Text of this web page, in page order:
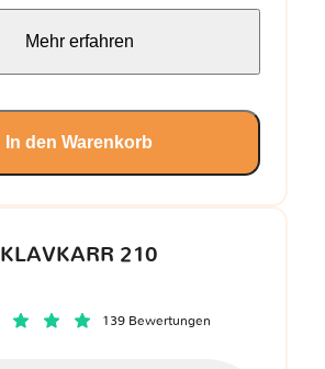
KLAVKARR 210
139 Bewertungen
Mehr erfahren
In den Warenkorb